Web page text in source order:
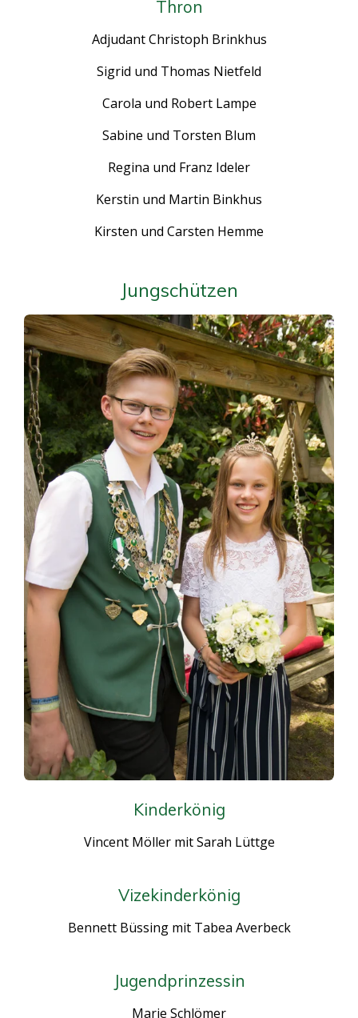
Thron
Adjudant Christoph Brinkhus
Sigrid und Thomas Nietfeld
Carola und Robert Lampe
Sabine und Torsten Blum
Regina und Franz Ideler
Kerstin und Martin Binkhus
Kirsten und Carsten Hemme
Jungschützen
Kinderkönig
Vincent Möller mit Sarah Lüttge
Vizekinderkönig
Bennett Büssing mit Tabea Averbeck
Jugendprinzessin
Marie Schlömer